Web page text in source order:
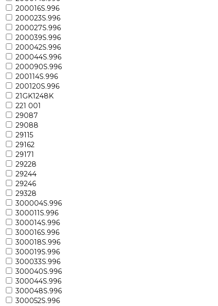
200016S.996
200023S.996
200027S.996
200039S.996
200042S.996
200044S.996
200090S.996
200114S.996
200120S.996
21GK1248K
221 001
29087
29088
29115
29162
29171
29228
29244
29246
29328
300004S.996
300011S.996
300014S.996
300016S.996
300018S.996
300019S.996
300033S.996
300040S.996
300044S.996
300048S.996
300052S.996